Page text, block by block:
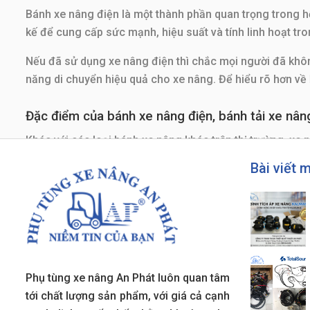
Bánh xe nâng điện là một thành phần quan trọng trong
kế để cung cấp sức mạnh, hiệu suất và tính linh hoạt
Nếu đã sử dụng xe nâng điện thì chắc mọi người đã
năng di chuyển hiệu quả cho xe nâng. Để hiểu rõ hơn
Đặc điểm của bánh xe nâng điện, bánh tải xe
Khác với các loại bánh xe nâng khác trên thị trường, xe
, hôm nay chúng tôi sẽ cùng nhau
Bánh tải xe nâng – phụ tùng hệ thống lái, là một phần
su để đảm bảo khả năng chịu tải cao và chống mài mòn.
Phụ tùng xe nâng An Phát luôn quan tâm
tới chất lượng sản phẩm, với giá cả cạnh
Bài viết